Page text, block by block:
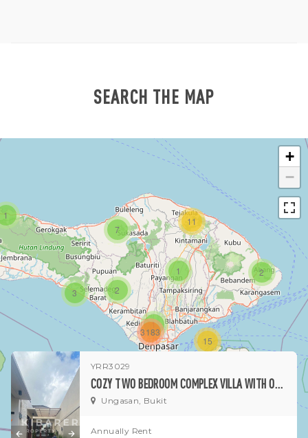
SEARCH THE MAP
1
1
1
3
7
2
15
11
3183
2
+
−
YRR3029
COZY TWO BEDROOM COMPLEX VILLA WITH OPEN LIVING IN UNGASAN
Ungasan, Bukit
Annually Rent